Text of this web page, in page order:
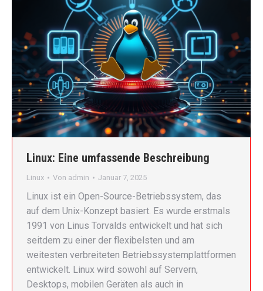
Linux: Eine umfassende Beschreibung
Linux Von admin Januar 7, 2025
Linux ist ein Open-Source-Betriebssystem, das
auf dem Unix-Konzept basiert. Es wurde erstmals
1991 von Linus Torvalds entwickelt und hat sich
seitdem zu einer der flexibelsten und am
weitesten verbreiteten Betriebssystemplattformen
entwickelt. Linux wird sowohl auf Servern,
Desktops, mobilen Geräten als auch in